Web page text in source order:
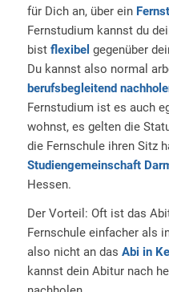
für Dich an, über ein
Fernstudium kannst du
bist flexibel gegenüber
Du kannst also normal
berufsbegleitend
Fernstudium ist es auch
wohnst, es gelten die
die Fernschule ihren Sitz
Studiengemeinschaft
Hessen.
Der Vorteil: Oft ist das
Fernschule einfacher als
also nicht an das Abi in
kannst dein Abitur nach